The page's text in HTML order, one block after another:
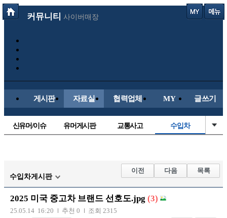
커뮤니티 사이버매장
게시판 자료실 협력업체 MY 글쓰기
신유머/이슈 유머게시판 교통사고 수입차
자유사진 군사/무기
트럭/버스
장착시공사진
수입차게시판
이전 다음 목록
2025 미국 중고차 브랜드 선호도.jpg (3)
25.05.14 16:20 추천 0
조회 2315